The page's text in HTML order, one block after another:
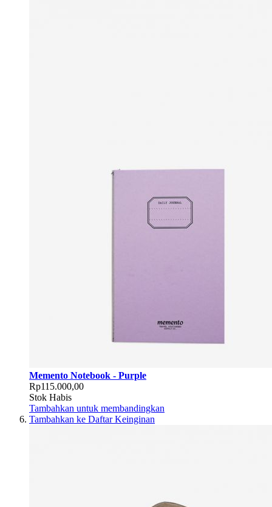
Memento Notebook - Purple
Rp115.000,00
Stok Habis
Tambahkan untuk membandingkan
Tambahkan ke Daftar Keinginan